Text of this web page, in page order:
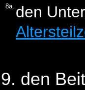
8a. den
den